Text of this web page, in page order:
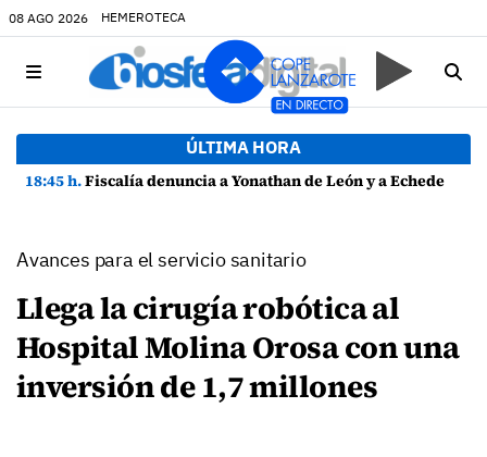
08 AGO 2026 HEMEROTECA
ÚLTIMA HORA
18:45 h.Fiscalía denuncia a Yonathan de León y a Echedey Eugenio por presuntas anomalías en contratos festivos
Avances para el servicio sanitario
Llega la cirugía robótica al
Hospital Molina Orosa con una
inversión de 1,7 millones